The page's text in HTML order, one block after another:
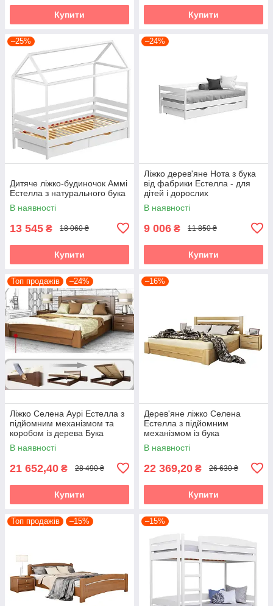
Купити Купити
–25%
Дитяче ліжко-будиночок Аммі
Естелла з натурального бука
В наявності
13 545 ₴ 18 060 ₴
Купити
–24%
Ліжко дерев'яне Нота з бука
від фабрики Естелла - для
дітей і дорослих
В наявності
9 006 ₴ 11 850 ₴
Купити
Топ продажів –24%
Ліжко Селена Аурі Естелла з
підйомним механізмом та
коробом із дерева Бука
В наявності
21 652,40 ₴ 28 490 ₴
Купити
–16%
Дерев'яне ліжко Селена
Естелла з підйомним
механізмом із бука
В наявності
22 369,20 ₴ 26 630 ₴
Купити
Топ продажів –15% –15%